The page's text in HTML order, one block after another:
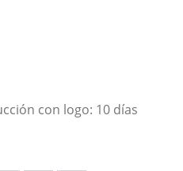
con logo: 10 días